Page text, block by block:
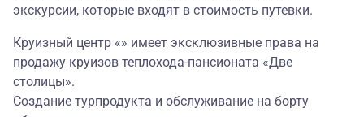
экскурсии, которые входят в стоимость путевки.
Круизный центр «» имеет эксклюзивные права на
продажу круизов теплохода-пансионата «Две
столицы».
Создание турпродукта и обслуживание на борту